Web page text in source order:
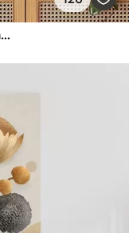
Reliefcirkels en een tak in warme neutrale tinten